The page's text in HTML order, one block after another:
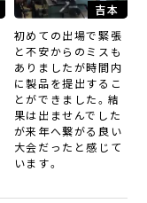
吉本
初めての出場で緊張
と不安からのミスも
ありましたが時間内
に製品を提出するこ
とができました。結
果は出ませんでした
が来年へ繋がる良い
大会だったと感じて
います。